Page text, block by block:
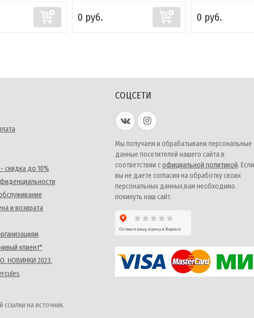
0 руб. 0 руб.
скидка до 10%
и возврата
клиент"
НОВИНКИ 2023.
СОЦСЕТИ
Мы получаем и обрабатываем персональные
данные посетителей нашего сайта в
соответствии софициальной политикой. Если
вы не даете согласия на обработку своих
персональных данных,вам необходимо
покинуть наш сайт.
ссылки на источник.